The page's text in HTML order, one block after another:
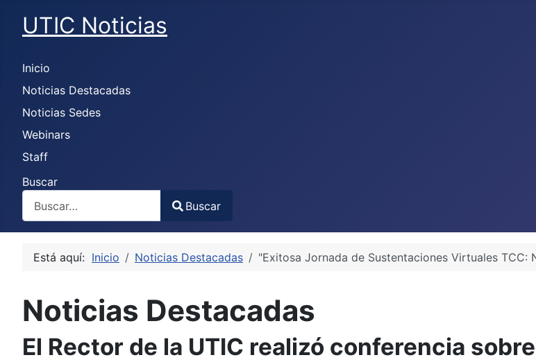
UTIC Noticias
Inicio
Noticias Destacadas
Noticias Sedes
Webinars
Staff
Buscar
Type 2 or more characters for results.
Buscar
Está aquí: Inicio Noticias Destacadas "Exitosa Jornada de Sustentaciones Virtuales TCC:
Noticias Destacadas
El Rector de la UTIC realizó conferencia